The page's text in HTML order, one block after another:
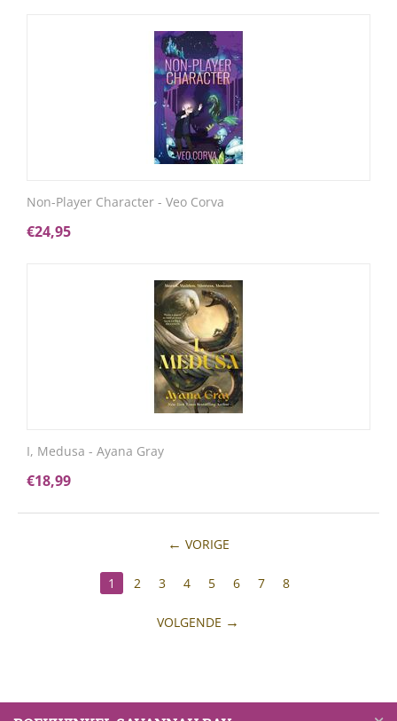
Non-Player Character - Veo Corva
€24,95
I, Medusa - Ayana Gray
€18,99
VORIGE
1 2 3 4 5 6 7 8
VOLGENDE